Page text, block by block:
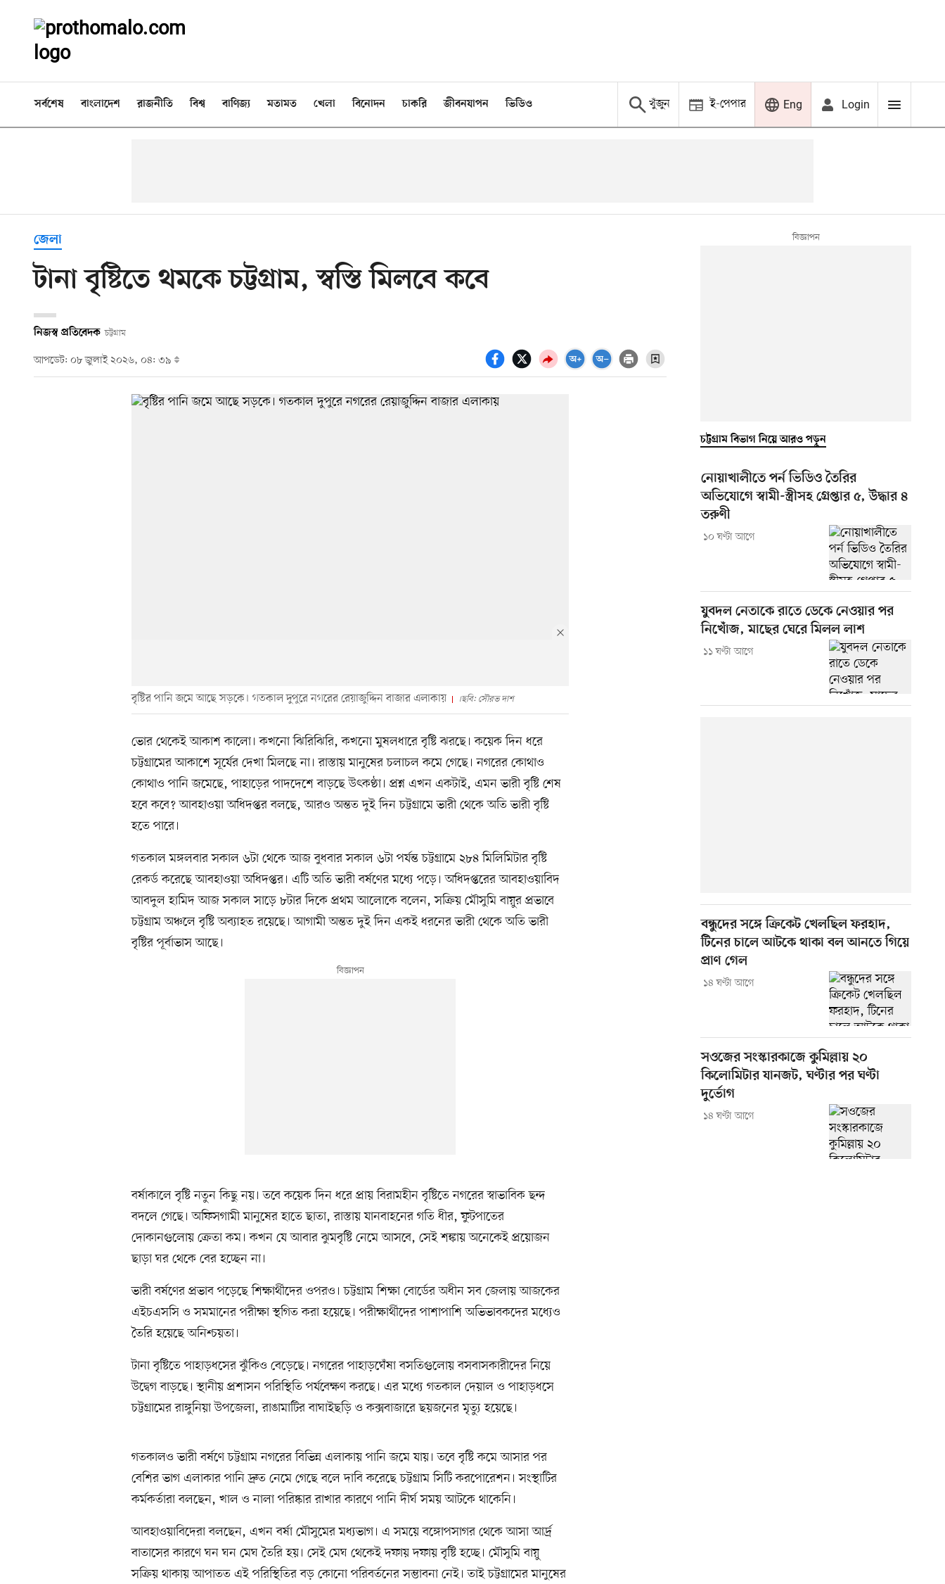
সর্বশেষ বাংলাদেশ রাজনীতি বিশ্ব বাণিজ্য মতামত খেলা বিনোদন চাকরি জীবনযাপন ভিডিও খুঁজুন ই-পেপার Eng Login
জেলা
টানা বৃষ্টিতে থমকে চট্টগ্রাম, স্বস্তি মিলবে কবে
নিজস্ব প্রতিবেদক চট্টগ্রাম
আপডেট: ০৮ জুলাই ২০২৬, ০৪: ৩৯
বৃষ্টির পানি জমে আছে সড়কে। গতকাল দুপুরে নগরের রেয়াজুদ্দিন বাজার এলাকায় ।ছবি: সৌরভ দাশ
ভোর থেকেই আকাশ কালো। কখনো ঝিরিঝিরি, কখনো মুষলধারে বৃষ্টি ঝরছে। কয়েক দিন ধরে
চট্টগ্রামের আকাশে সূর্যের দেখা মিলছে না। রাস্তায় মানুষের চলাচল কমে গেছে। নগরের কোথাও
কোথাও পানি জমেছে, পাহাড়ের পাদদেশে বাড়ছে উৎকণ্ঠা। প্রশ্ন এখন একটাই, এমন ভারী বৃষ্টি শেষ
হবে কবে? আবহাওয়া অধিদপ্তর বলছে, আরও অন্তত দুই দিন চট্টগ্রামে ভারী থেকে অতি ভারী বৃষ্টি
হতে পারে।
গতকাল মঙ্গলবার সকাল ৬টা থেকে আজ বুধবার সকাল ৬টা পর্যন্ত চট্টগ্রামে ২৮৪ মিলিমিটার বৃষ্টি
রেকর্ড করেছে আবহাওয়া অধিদপ্তর। এটি অতি ভারী বর্ষণের মধ্যে পড়ে। অধিদপ্তরের আবহাওয়াবিদ
আবদুল হামিদ আজ সকাল সাড়ে ৮টার দিকে প্রথম আলোকে বলেন, সক্রিয় মৌসুমি বায়ুর প্রভাবে
চট্টগ্রাম অঞ্চলে বৃষ্টি অব্যাহত রয়েছে। আগামী অন্তত দুই দিন একই ধরনের ভারী থেকে অতি ভারী
বৃষ্টির পূর্বাভাস আছে।
বর্ষাকালে বৃষ্টি নতুন কিছু নয়। তবে কয়েক দিন ধরে প্রায় বিরামহীন বৃষ্টিতে নগরের স্বাভাবিক ছন্দ
বদলে গেছে। অফিসগামী মানুষের হাতে ছাতা, রাস্তায় যানবাহনের গতি ধীর, ফুটপাতের
দোকানগুলোয় ক্রেতা কম। কখন যে আবার ঝুমবৃষ্টি নেমে আসবে, সেই শঙ্কায় অনেকেই প্রয়োজন
ছাড়া ঘর থেকে বের হচ্ছেন না।
ভারী বর্ষণের প্রভাব পড়েছে শিক্ষার্থীদের ওপরও। চট্টগ্রাম শিক্ষা বোর্ডের অধীন সব জেলায় আজকের
এইচএসসি ও সমমানের পরীক্ষা স্থগিত করা হয়েছে। পরীক্ষার্থীদের পাশাপাশি অভিভাবকদের মধ্যেও
তৈরি হয়েছে অনিশ্চয়তা।
টানা বৃষ্টিতে পাহাড়ধসের ঝুঁকিও বেড়েছে। নগরের পাহাড়ঘেঁষা বসতিগুলোয় বসবাসকারীদের নিয়ে
উদ্বেগ বাড়ছে। স্থানীয় প্রশাসন পরিস্থিতি পর্যবেক্ষণ করছে। এর মধ্যে গতকাল দেয়াল ও পাহাড়ধসে
চট্টগ্রামের রাঙ্গুনিয়া উপজেলা, রাঙামাটির বাঘাইছড়ি ও কক্সবাজারে ছয়জনের মৃত্যু হয়েছে।
গতকালও ভারী বর্ষণে চট্টগ্রাম নগরের বিভিন্ন এলাকায় পানি জমে যায়। তবে বৃষ্টি কমে আসার পর
বেশির ভাগ এলাকার পানি দ্রুত নেমে গেছে বলে দাবি করেছে চট্টগ্রাম সিটি করপোরেশন। সংস্থাটির
কর্মকর্তারা বলছেন, খাল ও নালা পরিষ্কার রাখার কারণে পানি দীর্ঘ সময় আটকে থাকেনি।
আবহাওয়াবিদেরা বলছেন, এখন বর্ষা মৌসুমের মধ্যভাগ। এ সময়ে বঙ্গোপসাগর থেকে আসা আর্দ্র
বাতাসের কারণে ঘন ঘন মেঘ তৈরি হয়। সেই মেঘ থেকেই দফায় দফায় বৃষ্টি হচ্ছে। মৌসুমি বায়ু
সক্রিয় থাকায় আপাতত এই পরিস্থিতির বড় কোনো পরিবর্তনের সম্ভাবনা নেই। তাই চট্টগ্রামের মানুষের
চট্টগ্রাম বিভাগ নিয়ে আরও পড়ুন
নোয়াখালীতে পর্ন ভিডিও তৈরির
অভিযোগে স্বামী-স্ত্রীসহ গ্রেপ্তার ৫, উদ্ধার ৪
তরুণী
১০ ঘণ্টা আগে
যুবদল নেতাকে রাতে ডেকে নেওয়ার পর
নিখোঁজ, মাছের ঘেরে মিলল লাশ
১১ ঘণ্টা আগে
বন্ধুদের সঙ্গে ক্রিকেট খেলছিল ফরহাদ,
টিনের চালে আটকে থাকা বল আনতে গিয়ে
প্রাণ গেল
১৪ ঘণ্টা আগে
সওজের সংস্কারকাজে কুমিল্লায় ২০
কিলোমিটার যানজট, ঘণ্টার পর ঘণ্টা
দুর্ভোগ
১৪ ঘণ্টা আগে